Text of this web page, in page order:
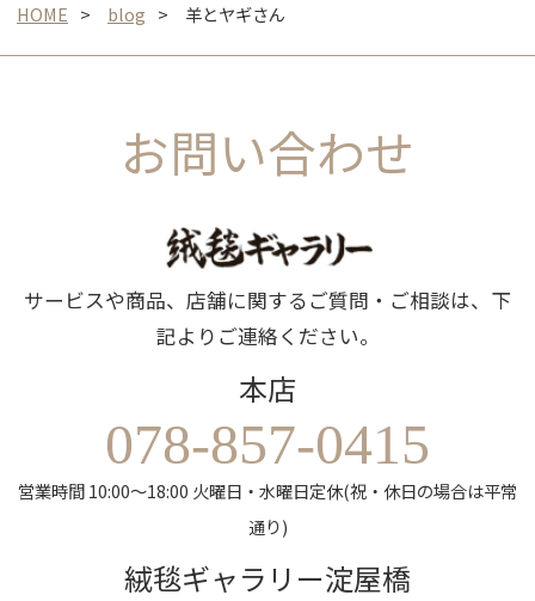
HOME blog 羊とヤギさん
お問い合わせ
サービスや商品、店舗に関するご質問・ご相談は、下
記よりご連絡ください。
本店
078-857-0415
営業時間 10:00～18:00 火曜日・水曜日定休(祝・休日の場合は平常
通り)
絨毯ギャラリー淀屋橋